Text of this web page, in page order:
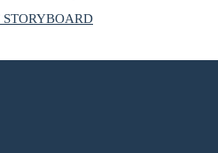
STORYBOARD